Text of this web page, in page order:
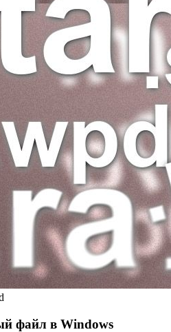
файл в Windows